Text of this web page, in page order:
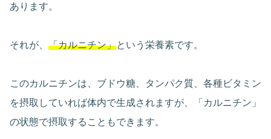
あります。
それが、 「カルニチン」という栄養素です。
このカルニチンは、ブドウ糖、タンパク質、各種ビタミン
を摂取していれば体内で生成されますが、「カルニチン」
の状態で摂取することもできます。